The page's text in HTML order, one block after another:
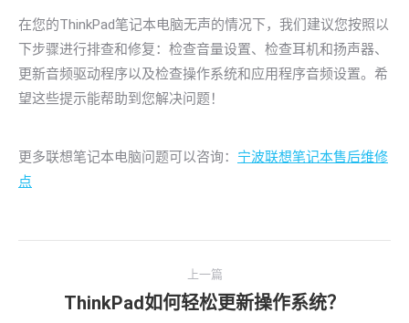
在您的ThinkPad笔记本电脑无声的情况下，我们建议您按照以
下步骤进行排查和修复：检查音量设置、检查耳机和扬声器、
更新音频驱动程序以及检查操作系统和应用程序音频设置。希
望这些提示能帮助到您解决问题！
更多联想笔记本电脑问题可以咨询： 宁波联想笔记本售后维修
点
上一篇
上
ThinkPad如何轻松更新操作系统？